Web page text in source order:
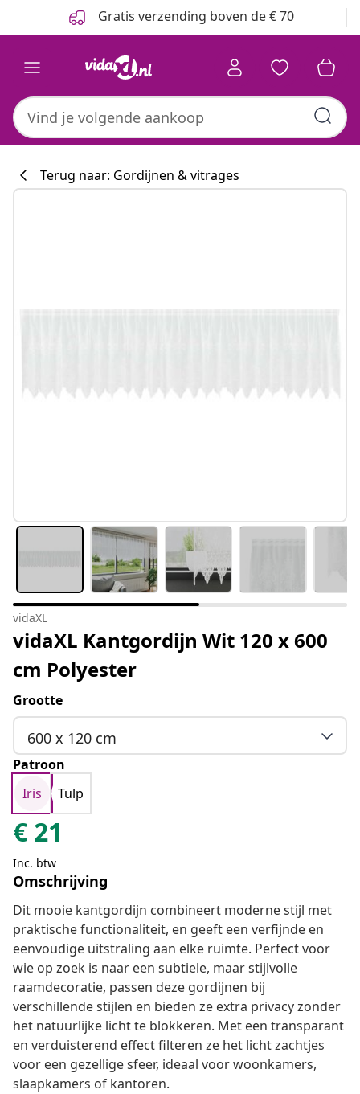
Gratis verzending boven de € 70
Terug naar: Gordijnen & vitrages
vidaXL
vidaXL Kantgordijn Wit 120 x 600
cm Polyester
Grootte
600 x 120 cm
Patroon
Iris
Tulp
€ 21
Inc. btw
Omschrijving
Dit mooie kantgordijn combineert moderne stijl met
praktische functionaliteit, en geeft een verfijnde en
eenvoudige uitstraling aan elke ruimte. Perfect voor
wie op zoek is naar een subtiele, maar stijlvolle
raamdecoratie, passen deze gordijnen bij
verschillende stijlen en bieden ze extra privacy zonder
het natuurlijke licht te blokkeren. Met een transparant
en verduisterend effect filteren ze het licht zachtjes
voor een gezellige sfeer, ideaal voor woonkamers,
slaapkamers of kantoren.